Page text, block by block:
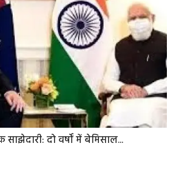
साझेदारी: दो वर्षों में बेमिसाल...